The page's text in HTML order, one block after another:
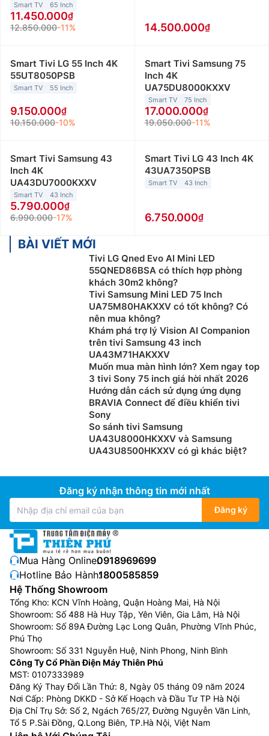
Smart TV 65 Inch
11.450.000
12.850.000-11% 14.500.000
Smart Tivi LG 55 Inch 4K
55UT8050PSB
Smart TV 55 Inch
9.150.000
10.150.000-10%
Smart Tivi Samsung 75
Inch 4K
UA75DU8000KXXV
Smart TV 75 Inch
17.000.000
19.050.000-11%
Smart Tivi Samsung 43
Inch 4K
UA43DU7000KXXV
Smart TV 43 Inch
5.790.000
6.990.000-17%
Smart Tivi LG 43 Inch 4K
43UA7350PSB
Smart TV 43 Inch
6.750.000
BÀI VIẾT MỚI
Tivi LG Qned Evo AI Mini LED
55QNED86BSA có thích hợp phòng
khách 30m2 không?
Tivi Samsung Mini LED 75 Inch
UA75M80HAKXXV có tốt không? Có
nên mua không?
Khám phá trợ lý Vision AI Companion
trên tivi Samsung 43 inch
UA43M71HAKXXV
Muốn mua màn hình lớn? Xem ngay top
3 tivi Sony 75 inch giá hời nhất 2026
Hướng dẫn cách sử dụng ứng dụng
BRAVIA Connect để điều khiển tivi
Sony
So sánh tivi Samsung
UA43U8000HKXXV và Samsung
UA43U8500HKXXV có gì khác biệt?
Đăng ký nhận thông tin mới nhất
Đăng ký
Mua Hàng Online:0918969699
Hotline Bảo Hành:1800585859
Hệ Thống Showroom
Tổng Kho: KCN Vĩnh Hoàng, Quận Hoàng Mai, Hà Nội
Showroom: Số 488 Hà Huy Tập, Yên Viên, Gia Lâm, Hà Nội
Showroom: Số 89A Đường Lạc Long Quân, Phường Vĩnh Phúc,
Phú Thọ
Showroom: Số 331 Nguyễn Huệ, Ninh Phong, Ninh Bình
Công Ty Cổ Phần Điện Máy Thiên Phú
MST: 0107333989
Đăng Ký Thay Đổi Lần Thứ: 8, Ngày 05 tháng 09 năm 2024
Nơi Cấp: Phòng DKKD - Sở Kế Hoạch và Đầu Tư TP Hà Nội
Địa Chỉ Trụ Sở: Số 2, Ngách 765/27, Đường Nguyễn Văn Linh,
Tổ 5 P.Sài Đồng, Q.Long Biên, TP.Hà Nội, Việt Nam